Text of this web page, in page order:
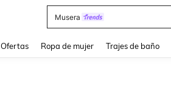
Musera
Ofertas Ropa de mujer Trajes de baño